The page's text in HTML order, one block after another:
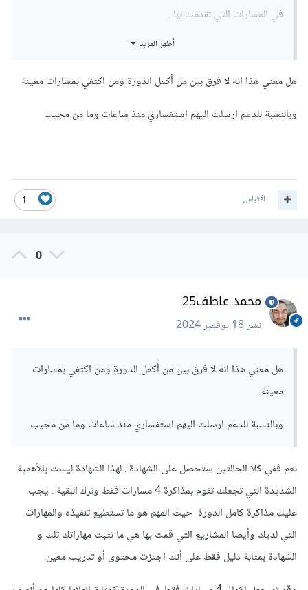
في المسارات التي تقدمت لها .
ولمزيد من التفاصيل يمكنك محادثة الدعم ليقوم بمساعدتك بشكل
sations
أظهر المزيد
هل معني هذا انه لا فرق بين من أكمل الدورة ومن اكتفي بمسارات معينة
وبالنسبة للدعم ارسلت اليهم استفساري منذ ساعات وما من مجيب
1 اقتباس
0
محمد عاطف25
نشر18 نوفمبر 2024
هل معني هذا انه لا فرق بين من أكمل الدورة ومن اكتفي بمسارات
معينة
وبالنسبة للدعم ارسلت اليهم استفساري منذ ساعات وما من مجيب
نعم ففي كلا الحالتين ستحصل على الشهادة . لهذا الشهادة ليست بالأهمية
الشديدة التي تجعلك تقوم بمذاكرة 4 مسارات فقط وترك البقية . يجب
عليك مذاكرة كامل الدورة حيث المهم هو ما تستطيع تنفيذه والمهارات
التي لديك وأيضا المشاريع التي قمت بها هي ما تثبت مهاراتك تلك و
الشهادة بمثابة دليل فقط على أنك اجتزت محتوى أو تدريب معين.